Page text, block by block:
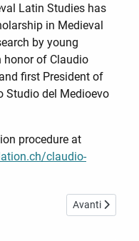
Latin Studies has
in Medieval
by young
honor of Claudio
first President of
Studio del Medioevo
procedure at
claudio-
la partecipazione di
Articolo
Avanti